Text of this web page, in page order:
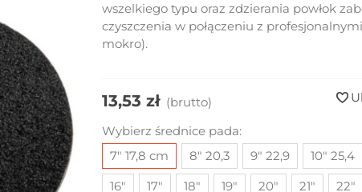
wszelkiego typu oraz zdzierania powłok
czyszczenia w połączeniu z
mokro).
13,53 zł (brutto)
Wybierz średnice pada:
7" 17,8 cm
8" 20,3 9" 22,9 10" 25,4
16"
17" 18" 19" 20" 21" 22"